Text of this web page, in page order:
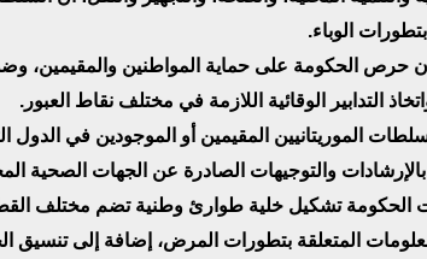
بتطورات الوباء.
حرص الحكومة على حماية المواطنين والمقيمين،
التدابير الوقائية اللازمة في مختلف نقاط العبور.
الموريتانيين المقيمين أو الموجودين في الدول
بالإرشادات والتوجيهات الصادرة عن الجهات الصحية
الحكومة تشكيل خلية طوارئ وطنية تضم مختلف
المتعلقة بتطورات المرض، إضافة إلى تنسيق